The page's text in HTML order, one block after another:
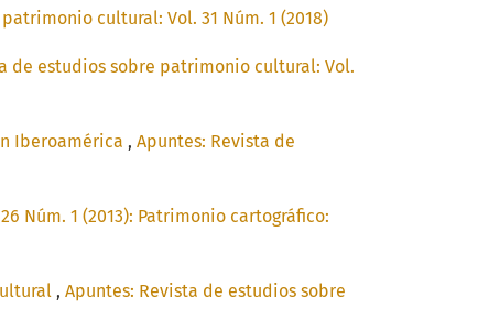
cultural: Vol. 31 Núm. 1 (2018)
de estudios sobre patrimonio cultural: Vol.
Iberoamérica , Apuntes: Revista de
Núm. 1 (2013): Patrimonio cartográfico:
, Apuntes: Revista de estudios sobre